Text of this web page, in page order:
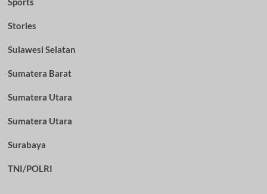
Stories
Sulawesi Selatan
Sumatera Barat
Sumatera Utara
Sumatera Utara
Surabaya
TNI/POLRI